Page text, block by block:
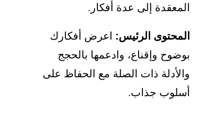
المعقدة إلى عدة أفكار.
المحتوى الرئيس: اعرض أفكارك
بوضوح وإقناع، وادعمها بالحجج
والأدلة ذات الصلة مع الحفاظ على
أسلوب جذاب.